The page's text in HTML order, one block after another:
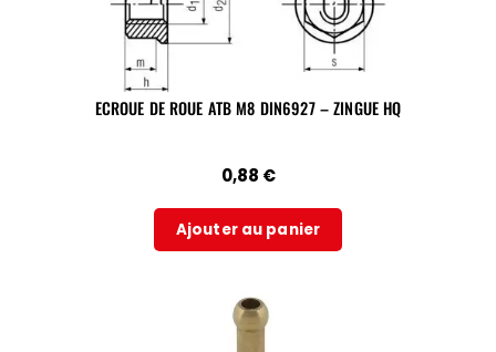
ECROUE DE ROUE ATB M8 DIN6927 – ZINGUE HQ
0,88 €
Ajouter au panier